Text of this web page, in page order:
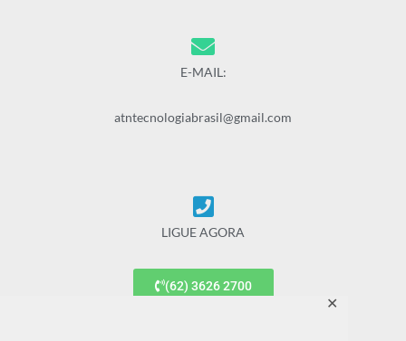
✕
E-MAIL:
atntecnologiabrasil@gmail.com
LIGUE AGORA
(62) 3626 2700